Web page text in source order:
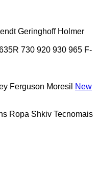
Geringhoff Holmer
730 920 930 965 F-
Ferguson Moresil
New
Ropa Shkiv Tecnomais